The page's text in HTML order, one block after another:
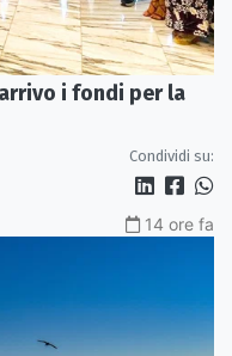
i fondi per la
Condividi su:
14 ore fa